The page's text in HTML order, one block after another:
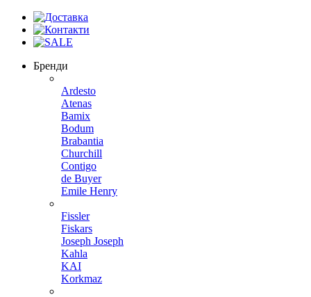
Бренди
Ardesto
Atenas
Bamix
Bodum
Brabantia
Churchill
Contigo
de Buyer
Emile Henry
Fissler
Fiskars
Joseph Joseph
Kahla
KAI
Korkmaz